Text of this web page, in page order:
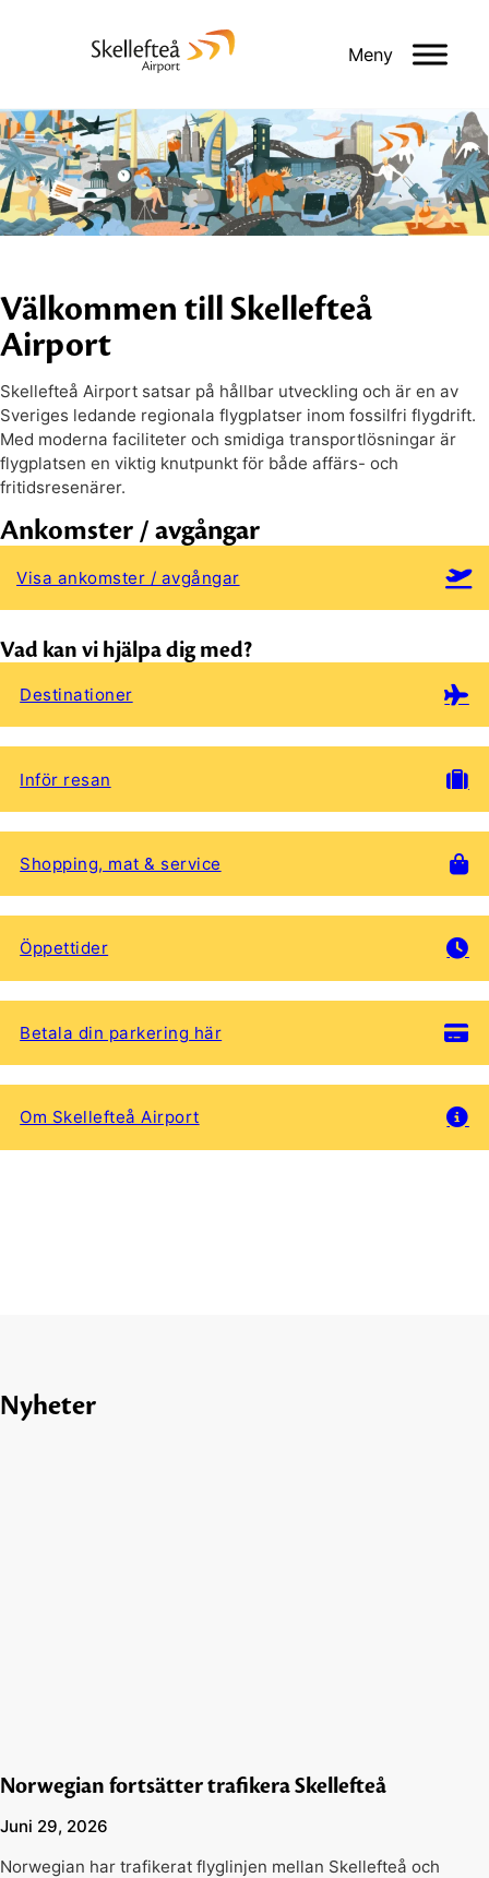
Meny
Välkommen till Skellefteå
Airport
Skellefteå Airport satsar på hållbar utveckling och är en av
Sveriges ledande regionala flygplatser inom fossilfri flygdrift.
Med moderna faciliteter och smidiga transportlösningar är
flygplatsen en viktig knutpunkt för både affärs- och
fritidsresenärer.
Ankomster / avgångar
Visa ankomster / avgångar
Vad kan vi hjälpa dig med?
Destinationer
Inför resan
Shopping, mat & service
Öppettider
Betala din parkering här
Om Skellefteå Airport
Nyheter
Norwegian fortsätter trafikera Skellefteå
Juni 29, 2026
Norwegian har trafikerat flyglinjen mellan Skellefteå och